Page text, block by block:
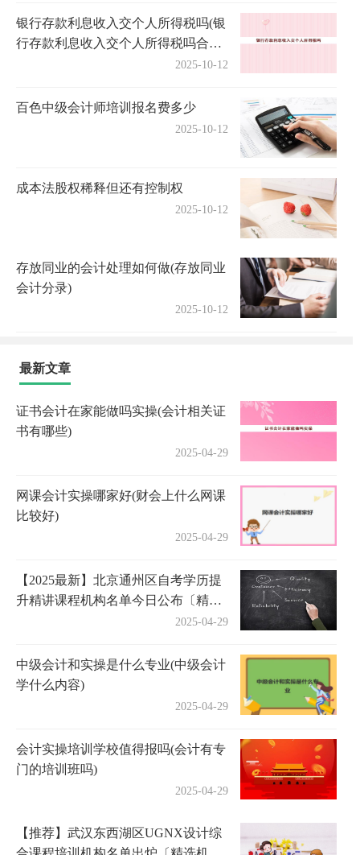
银行存款利息收入交个人所得税吗(银
行存款利息收入交个人所得税吗合法
2025-10-12
百色中级会计师培训报名费多少
2025-10-12
成本法股权稀释但还有控制权
2025-10-12
存放同业的会计处理如何做(存放同业
会计分录)
2025-10-12
最新文章
证书会计在家能做吗实操(会计相关证
书有哪些)
2025-04-29
网课会计实操哪家好(财会上什么网课
比较好)
2025-04-29
【2025最新】北京通州区自考学历提
升精讲课程机构名单今日公布〔精选
2025-04-29
中级会计和实操是什么专业(中级会计
学什么内容)
2025-04-29
会计实操培训学校值得报吗(会计有专
门的培训班吗)
2025-04-29
【推荐】武汉东西湖区UGNX设计综